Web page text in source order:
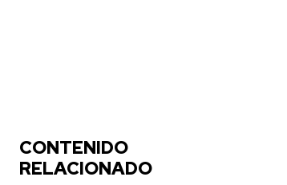
CONTENIDO
RELACIONADO